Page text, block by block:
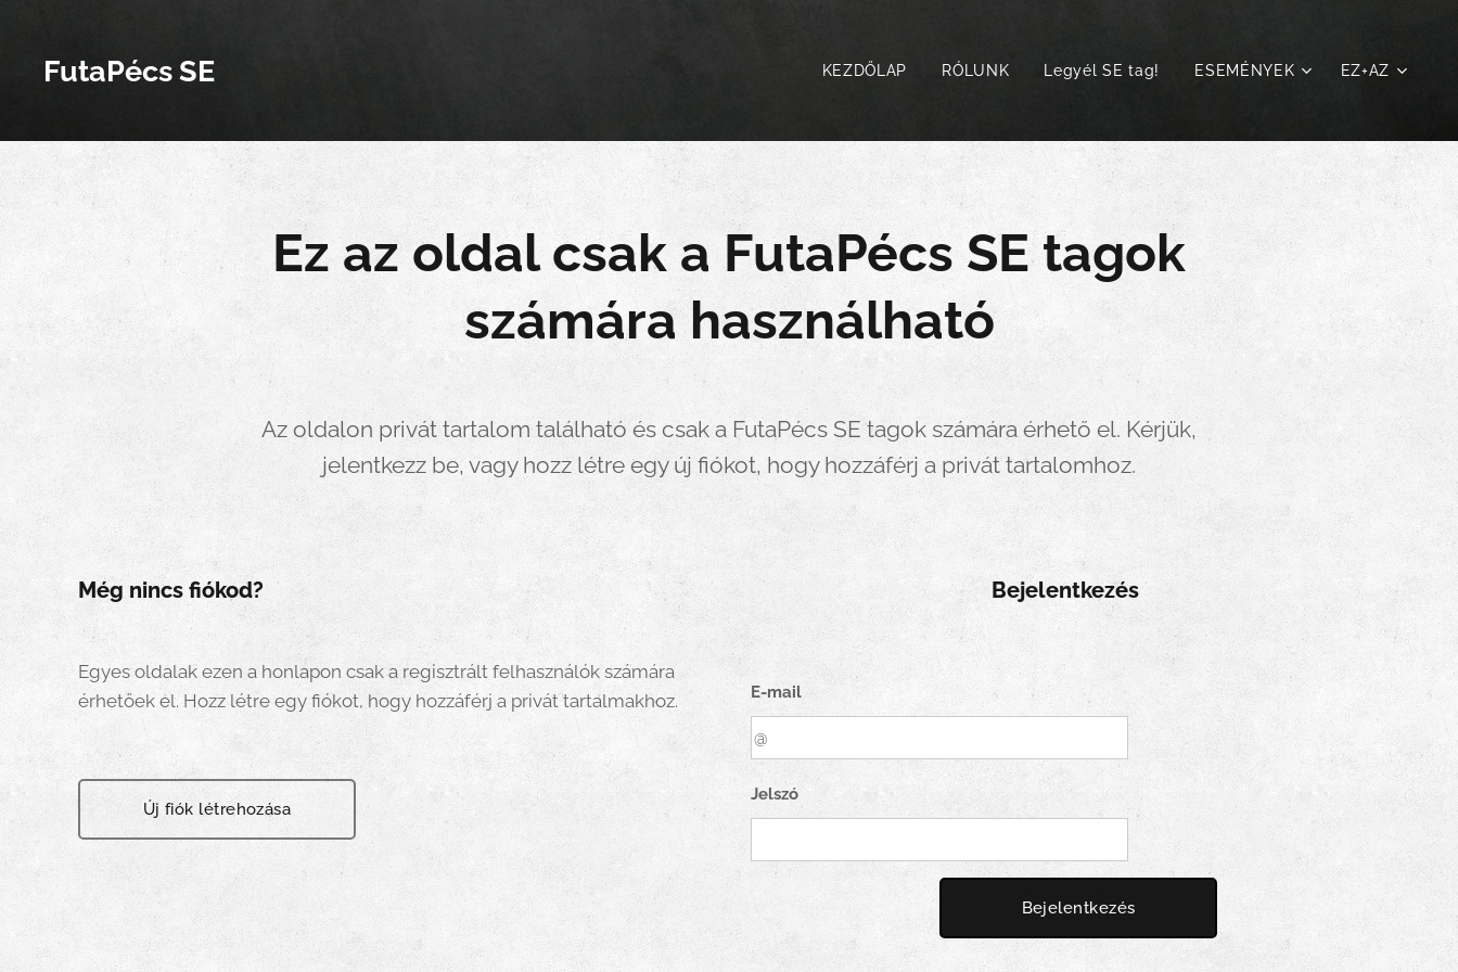
FutaPécs SE KEZDŐLAP RÓLUNK Legyél SE tag! ESEMÉNYEK EZ+AZ
Ez az oldal csak a FutaPécs SE tagok
számára használható
Az oldalon privát tartalom található és csak a FutaPécs SE tagok számára érhető el. Kérjük,
jelentkezz be, vagy hozz létre egy új fiókot, hogy hozzáférj a privát tartalomhoz.
Még nincs fiókod?
Egyes oldalak ezen a honlapon csak a regisztrált felhasználók számára
érhetőek el. Hozz létre egy fiókot, hogy hozzáférj a privát tartalmakhoz.
Új fiók létrehozása
Bejelentkezés
E-mail
Jelszó
Bejelentkezés